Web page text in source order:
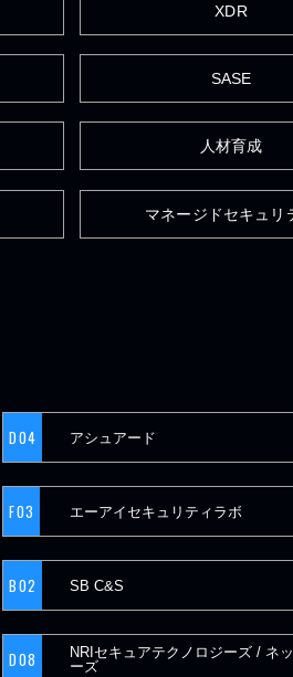
XDR
SASE
人材育成
マネージドセキュリ
D04 アシュアード
F03 エーアイセキュリティラボ
B02 SB C&S
D08
NRIセキュアテクノロジーズ / ネ
ーズ